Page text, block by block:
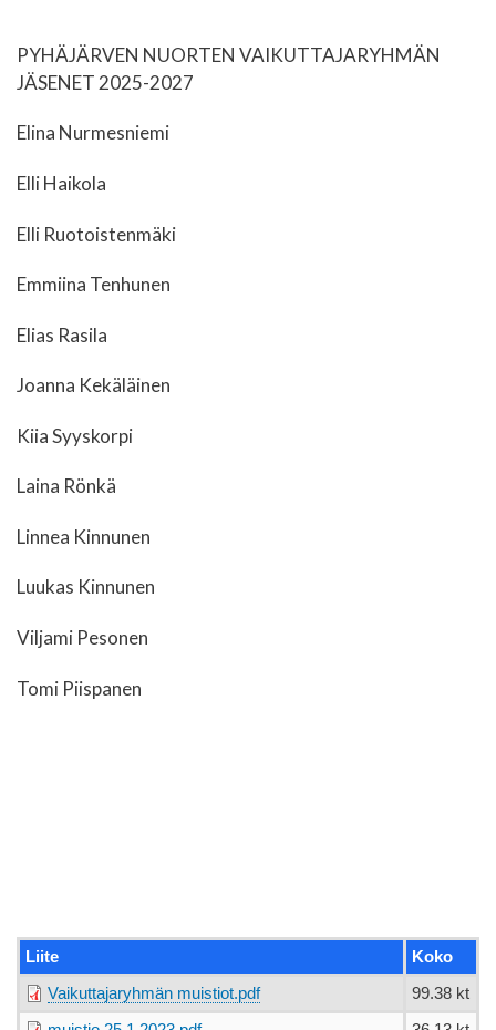
PYHÄJÄRVEN NUORTEN VAIKUTTAJARYHMÄN
JÄSENET 2025-2027
Elina Nurmesniemi
Elli Haikola
Elli Ruotoistenmäki
Emmiina Tenhunen
Elias Rasila
Joanna Kekäläinen
Kiia Syyskorpi
Laina Rönkä
Linnea Kinnunen
Luukas Kinnunen
Viljami Pesonen
Tomi Piispanen
Liite Koko
Vaikuttajaryhmän muistiot.pdf 99.38 kt